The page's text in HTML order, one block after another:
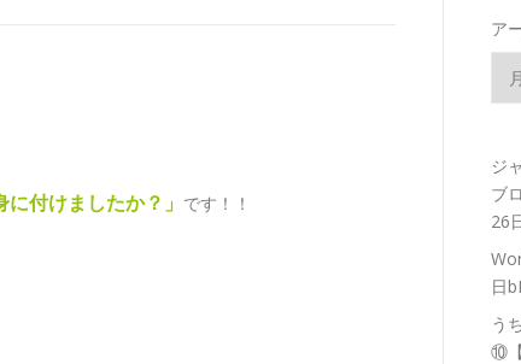
付けましたか？」 です！！
ア
ジ
ブ
26
日
う
⑩【